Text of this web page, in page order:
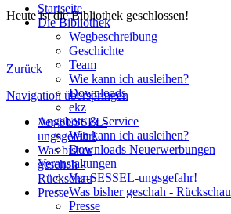
Startseite
Die Bibliothek
Wegbeschreibung
Geschichte
Team
Wie kann ich ausleihen?
Downloads
ekz
Angebote & Service
Wie kann ich ausleihen?
Downloads Neuerwerbungen
Veranstaltungen
Ver-SESSEL-ungsgefahr!
Was bisher geschah - Rückschau
Presse
Heute ist die Bibliothek geschlossen!
Zurück
Navigation überspringen
Ver-SESSEL-
ungsgefahr!
Was bisher
geschah -
Rückschau
Presse